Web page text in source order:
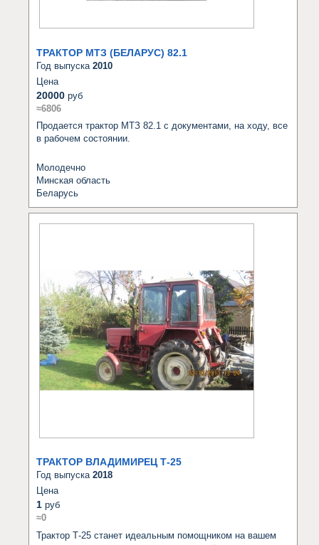
ТРАКТОР МТЗ (БЕЛАРУС) 82.1
Год выпуска 2010
Цена
20000 руб
≈6806
Продается трактор МТЗ 82.1 с документами, на ходу, все
в рабочем состоянии.
Молодечно
Минская область
Беларусь
ТРАКТОР ВЛАДИМИРЕЦ Т-25
Год выпуска 2018
Цена
1 руб
≈0
Трактор Т-25 станет идеальным помощником на вашем